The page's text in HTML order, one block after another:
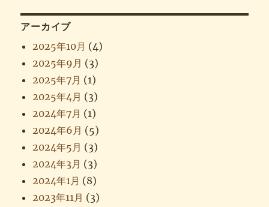
アーカイブ
2025年10月 (4)
2025年9月 (3)
2025年7月 (1)
2025年4月 (3)
2024年7月 (1)
2024年6月 (5)
2024年5月 (3)
2024年3月 (3)
2024年1月 (8)
2023年11月 (3)